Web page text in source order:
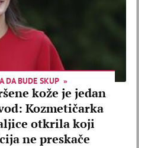
DA BUDE SKUP
kože je jedan
Kozmetičarka
otkrila koji
ne preskače